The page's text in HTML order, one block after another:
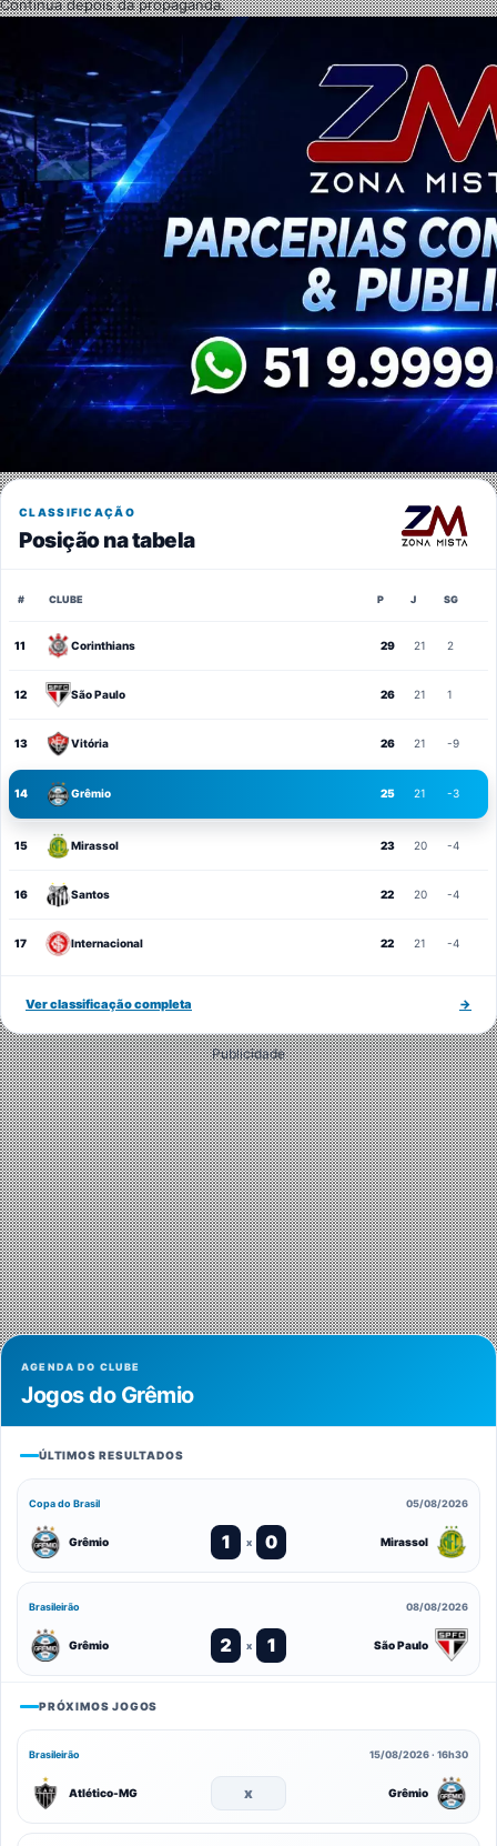
Continua depois da propaganda.
CLASSIFICAÇÃO
Posição na tabela
# CLUBE P J SG
11 Corinthians 29 21 2
12 São Paulo 26 21 1
13 Vitória 26 21 -9
14 Grêmio 25 21 -3
15 Mirassol 23 20 -4
16 Santos 22 20 -4
17 Internacional 22 21 -4
Ver classificação completa →
Publicidade
AGENDA DO CLUBE
Jogos do Grêmio
ÚLTIMOS RESULTADOS
Copa do Brasil 05/08/2026
Grêmio 1 x 0 Mirassol
Brasileirão 08/08/2026
Grêmio 2 x 1 São Paulo
PRÓXIMOS JOGOS
Brasileirão 15/08/2026 · 16h30
Atlético-MG x Grêmio